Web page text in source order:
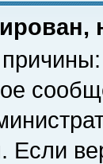
Если